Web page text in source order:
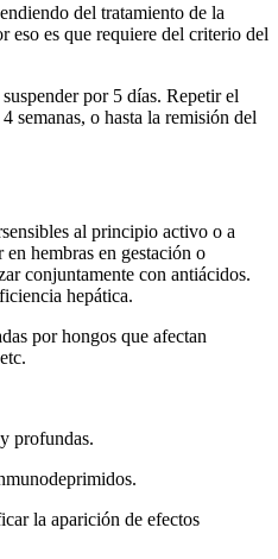
del tratamiento de la
eso es que requiere del criterio del
por 5 días. Repetir el
semanas, o hasta la remisión del
al principio activo o a
hembras en gestación o
conjuntamente con antiácidos.
hepática.
por hongos que afectan
profundas.
la aparición de efectos